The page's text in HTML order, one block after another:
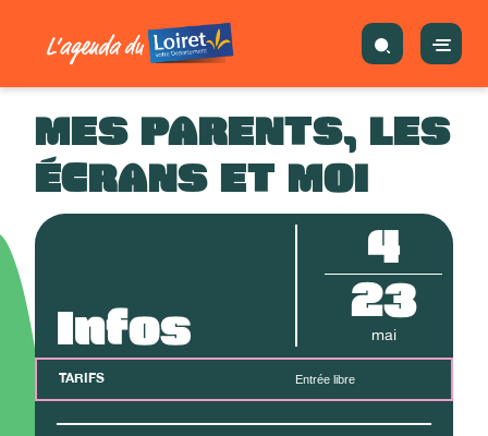
MES PARENTS, LES
ÉCRANS ET MOI
Infos
4
23
mai
TARIFS Entrée libre